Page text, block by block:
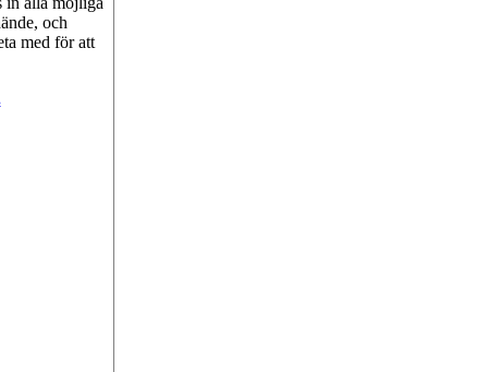
och
med för att